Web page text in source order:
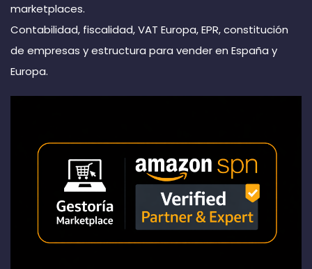
marketplaces.
Contabilidad, fiscalidad, VAT Europa, EPR, constitución
de empresas y estructura para vender en España y
Europa.